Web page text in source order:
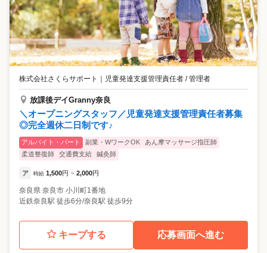
株式会社さくらサポート ｜ 児童発達支援管理責任者 / 管理者
放課後デイGranny奈良
＼オープニングスタッフ／児童発達支援管理責任者募集
◎完全週休二日制です♪
アルバイト・パート 副業・WワークOK
あん摩マッサージ指圧師
柔道整復師
交通費支給 鍼灸師
ア 時給 1,500円 ~ 2,000円
奈良県 奈良市 小川町1番地
近鉄奈良駅 徒歩6分/奈良駅 徒歩9分
キープする 応募画面へ進む